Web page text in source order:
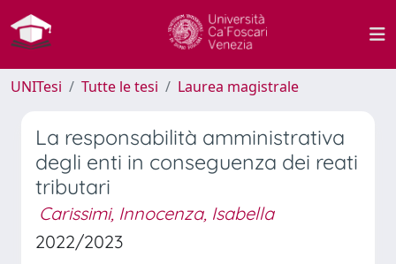
UNITesi Tutte le tesi Laurea magistrale
La responsabilità amministrativa
degli enti in conseguenza dei reati
tributari
Carissimi, Innocenza, Isabella
2022/2023